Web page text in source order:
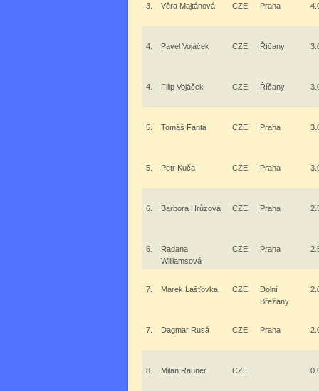
3. Věra Majtánová CZE Praha
4. Pavel Vojáček CZE Říčany
4. Filip Vojáček CZE Říčany
5. Tomáš Fanta CZE Praha
5. Petr Kuča CZE Praha
6. Barbora Hrůzová CZE Praha
6.
Radana
Williamsová
CZE Praha
7. Marek Lašťovka CZE
Dolní
Břežany
7. Dagmar Rusá CZE Praha
8. Milan Rauner CZE